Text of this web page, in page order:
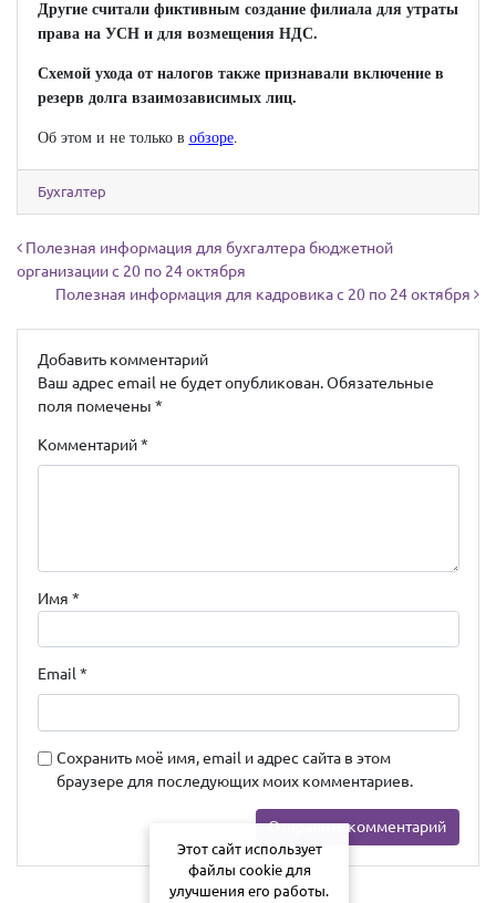
Другие считали фиктивным создание филиала для утраты
права на УСН и для возмещения НДС.
Схемой ухода от налогов также признавали включение в
резерв долга взаимозависимых лиц.
Об этом и не только в обзоре.
Бухгалтер
Навигация по записям
Полезная информация для бухгалтера бюджетной
организации с 20 по 24 октября
Полезная информация для кадровика с 20 по 24 октября
Добавить комментарий
Ваш адрес email не будет опубликован. Обязательные
поля помечены *
Комментарий*
Имя *
Email*
Сохранить моё имя, email и адрес сайта в этом
браузере для последующих моих комментариев.
Этот сайт использует
файлы cookie для
улучшения его работы.